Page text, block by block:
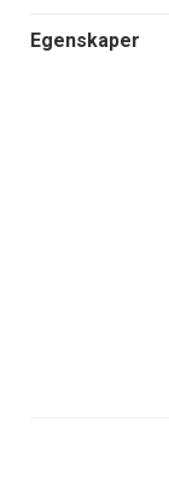
Egenskaper